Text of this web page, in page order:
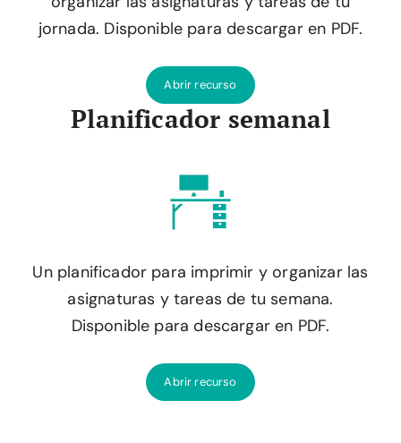
jornada. Disponible para descargar en PDF.
Abrir recurso
Planificador semanal
Un planificador para imprimir y organizar las
asignaturas y tareas de tu semana.
Disponible para descargar en PDF.
Abrir recurso